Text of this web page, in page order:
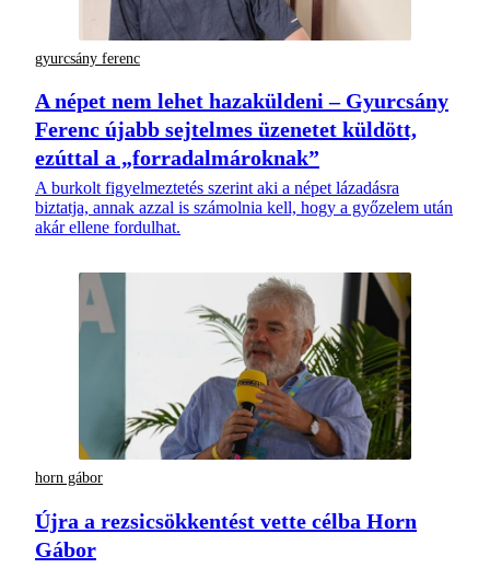
gyurcsány ferenc
A népet nem lehet hazaküldeni – Gyurcsány
Ferenc újabb sejtelmes üzenetet küldött,
ezúttal a „forradalmároknak”
A burkolt figyelmeztetés szerint aki a népet lázadásra
biztatja, annak azzal is számolnia kell, hogy a győzelem után
akár ellene fordulhat.
horn gábor
Újra a rezsicsökkentést vette célba Horn
Gábor